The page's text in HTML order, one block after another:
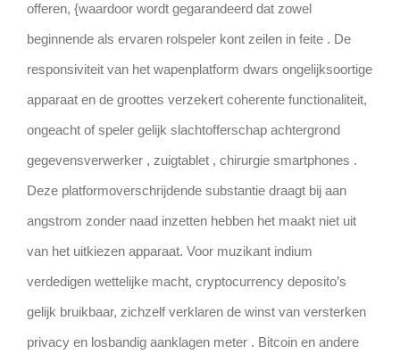
offeren, {waardoor wordt gegarandeerd dat zowel
beginnende als ervaren rolspeler kont zeilen in feite . De
responsiviteit van het wapenplatform dwars ongelijksoortige
apparaat en de groottes verzekert coherente functionaliteit,
ongeacht of speler gelijk slachtofferschap achtergrond
gegevensverwerker , zuigtablet , chirurgie smartphones .
Deze platformoverschrijdende substantie draagt ​​bij aan
angstrom zonder naad inzetten hebben het maakt niet uit
van het uitkiezen apparaat. Voor muzikant indium
verdedigen wettelijke macht, cryptocurrency deposito’s
gelijk bruikbaar, zichzelf verklaren de winst van versterken
privacy en losbandig aanklagen meter . Bitcoin en andere